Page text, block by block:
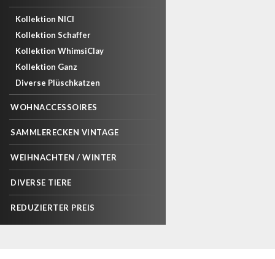
Kollektion NICI
Kollektion Schaffer
Kollektion WhimsiClay
Kollektion Ganz
Diverse Plüschkatzen
WOHNACCESSOIRES
SAMMLERECKEN VINTAGE
WEIHNACHTEN / WINTER
DIVERSE TIERE
REDUZIERTER PREIS